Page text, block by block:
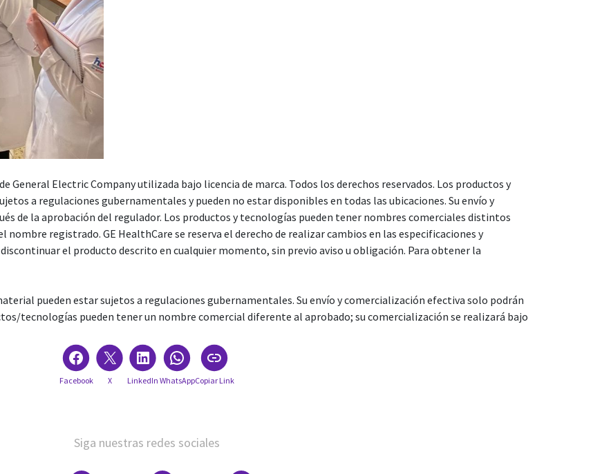
General Electric Company utilizada bajo licencia de marca. Todos los derechos reservados. Los productos y
a regulaciones gubernamentales y pueden no estar disponibles en todas las ubicaciones. Su envío y
de la aprobación del regulador. Los productos y tecnologías pueden tener nombres comerciales distintos
registrado. GE HealthCare se reserva el derecho de realizar cambios en las especificaciones y
el producto descrito en cualquier momento, sin previo aviso u obligación. Para obtener la
pueden estar sujetos a regulaciones gubernamentales. Su envío y comercialización efectiva solo podrán
tecnologías pueden tener un nombre comercial diferente al aprobado; su comercialización se realizará bajo
Facebook X LinkedIn WhatsAppCopiar Link
Siga nuestras redes sociales